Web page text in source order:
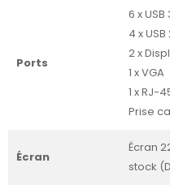
Ports
6 x USB
4 x USB
2 x
1 x VGA
1 x RJ-
Prise
Écran
Écran
stock